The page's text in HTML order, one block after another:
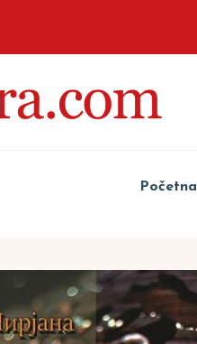
Početna